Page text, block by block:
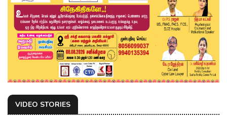
VIDEO STORIES